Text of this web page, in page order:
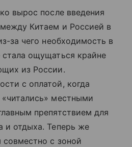
вырос после введения
Китаем и Россией в
за чего необходимость в
стала ощущаться крайне
из России.
с оплатой, когда
местными
препятствием для
и отдыха. Теперь же
с зоной